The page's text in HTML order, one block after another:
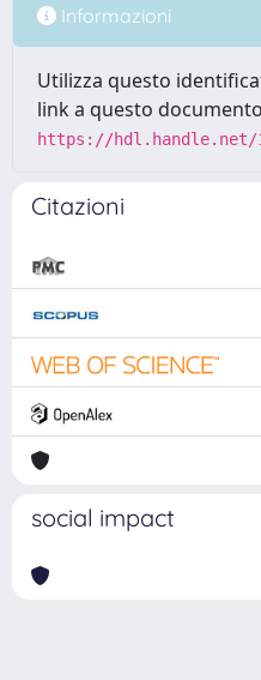
Informazioni
Utilizza questo
link a questo
https://hdl.handle.net/
Citazioni
social impact